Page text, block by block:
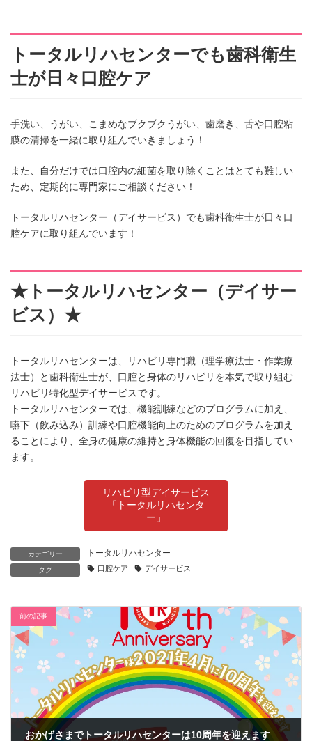
トータルリハセンターでも歯科衛生
士が日々口腔ケア
手洗い、うがい、こまめなブクブクうがい、歯磨き、舌や口腔粘
膜の清掃を一緒に取り組んでいきましょう！
また、自分だけでは口腔内の細菌を取り除くことはとても難しい
ため、定期的に専門家にご相談ください！
トータルリハセンター（デイサービス）でも歯科衛生士が日々口
腔ケアに取り組んでいます！
★トータルリハセンター（デイサー
ビス）★
トータルリハセンターは、リハビリ専門職（理学療法士・作業療
法士）と歯科衛生士が、口腔と身体のリハビリを本気で取り組む
リハビリ特化型デイサービスです。
トータルリハセンターでは、機能訓練などのプログラムに加え、
嚥下（飲み込み）訓練や口腔機能向上のためのプログラムを加え
ることにより、全身の健康の維持と身体機能の回復を目指してい
ます。
リハビリ型デイサービス
「トータルリハセンタ
ー」
カテゴリー トータルリハセンター
タグ 口腔ケア デイサービス
前の記事
おかげさまでトータルリハセンターは10周年を迎えます